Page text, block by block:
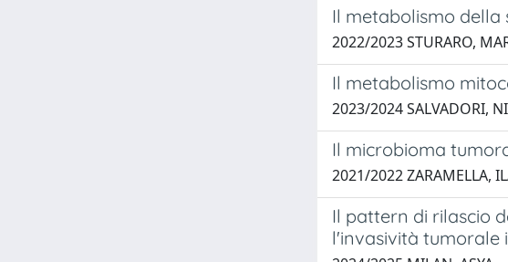
Il metabolismo
2022/2023 STURARO,
Il metabolismo
2023/2024 SALVADORI,
Il microbioma
2021/2022 ZARAMELLA,
Il pattern di rilascio
l'invasività tumorale